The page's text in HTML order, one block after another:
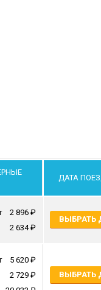
ДАТА
2 896
2 634
ВЫБРАТЬ
5 620
2 729
ВЫБРАТЬ